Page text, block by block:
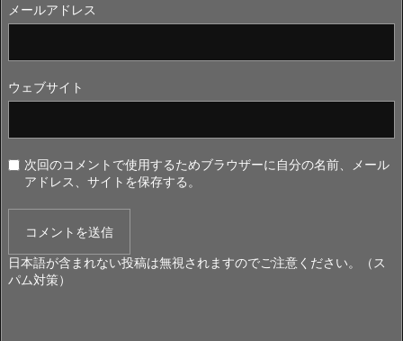
メールアドレス
ウェブサイト
次回のコメントで使用するためブラウザーに自分の名前、メール
アドレス、サイトを保存する。
日本語が含まれない投稿は無視されますのでご注意ください。（ス
パム対策）